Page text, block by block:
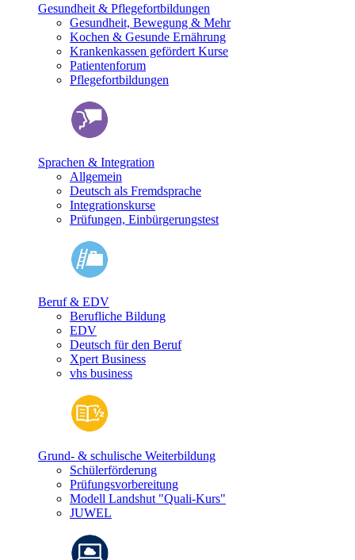
Gesundheit & Pflegefortbildungen
Gesundheit, Bewegung & Mehr
Kochen & Gesunde Ernährung
Krankenkassen gefördert Kurse
Patientenforum
Pflegefortbildungen
Sprachen & Integration
Allgemein
Deutsch als Fremdsprache
Integrationskurse
Prüfungen, Einbürgerungstest
Beruf & EDV
Berufliche Bildung
EDV
Deutsch für den Beruf
Xpert Business
vhs business
Grund- & schulische Weiterbildung
Schülerförderung
Prüfungsvorbereitung
Modell Landshut "Quali-Kurs"
JUWEL